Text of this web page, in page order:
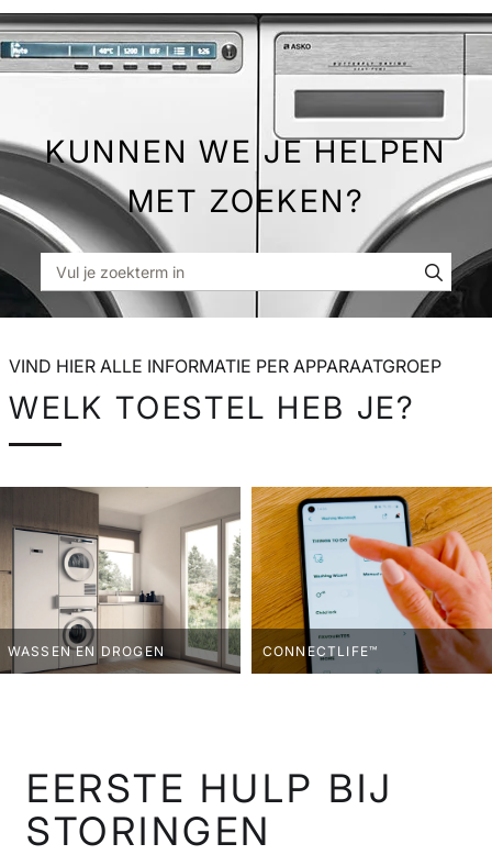
Skip
to
Main
KUNNEN WE JE HELPEN
MET ZOEKEN?
VIND HIER ALLE INFORMATIE PER APPARAATGROEP
WELK TOESTEL HEB JE?
WASSEN EN DROGEN CONNECTLIFE™
EERSTE HULP BIJ
STORINGEN